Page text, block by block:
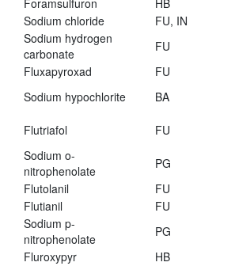
Foramsulfuron HB
Sodium chloride
FU, IN
Sodium hydrogen
carbonate
FU
Fluxapyroxad
FU
Sodium hypochlorite
BA
Flutriafol
FU
Sodium o-
nitrophenolate
PG
Flutolanil
FU
Flutianil
FU
Sodium p-
nitrophenolate
PG
Fluroxypyr
HB